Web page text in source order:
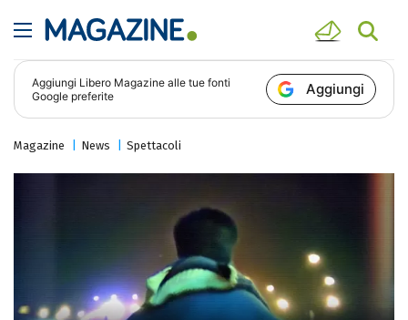
Aggiungi Libero Magazine alle tue fonti
Google preferite
Aggiungi
Magazine News Spettacoli